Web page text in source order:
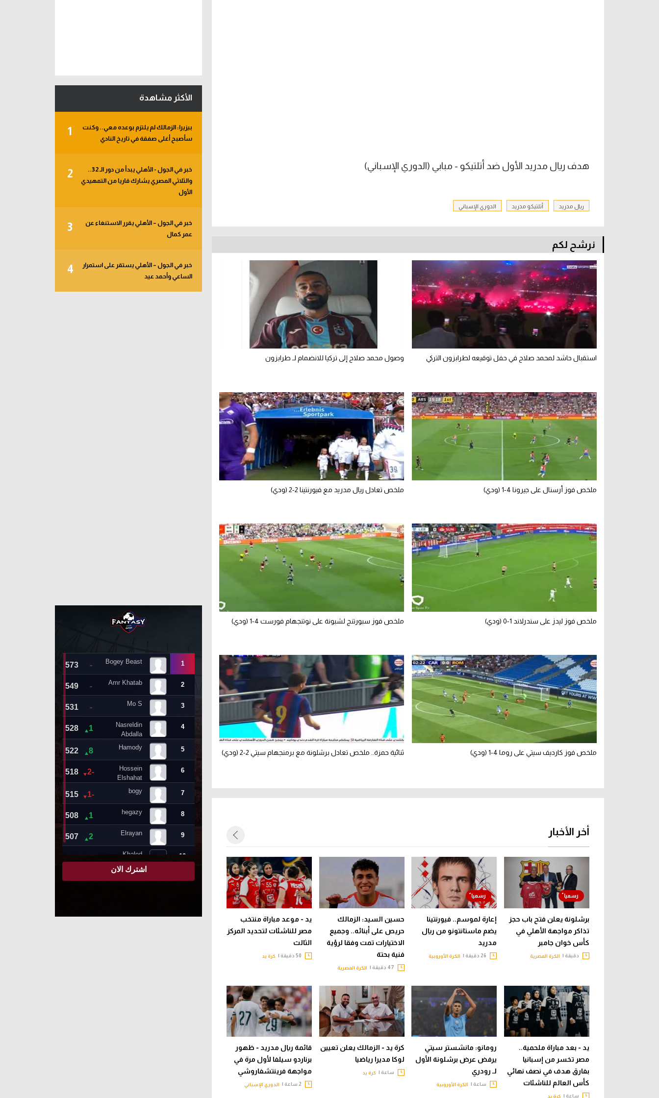
هدف ريال مدريد الأول ضد أتلتيكو - مبابي (الدوري الإسباني)
ريال مدريد أتلتيكو مدريد الدوري الإسباني
نرشح لكم
استقبال حاشد لمحمد صلاح في حفل توقيعه لطرابزون التركي وصول محمد صلاح إلى تركيا للانضمام لـ طرابزون
ملخص فوز أرسنال على جيرونا 4-1 (ودي) ملخص تعادل ريال مدريد مع فيورنتينا 2-2 (ودي)
ملخص فوز ليدز على سندرلاند 1-0 (ودي) ملخص فوز سبورتنج لشبونة على نوتنجهام فورست 4-1 (ودي)
ملخص فوز كارديف سيتي على روما 4-1 (ودي) ثنائية حمزة.. ملخص تعادل برشلونة مع برمنجهام سيتي 2-2 (ودي)
أخر الأخبار
برشلونة يعلن فتح باب حجز
تذاكر مواجهة الأهلي في
كأس خوان جامبر
دقيقة | الكرة المصرية
إعارة لموسم.. فيورنتينا
يضم ماستانتونو من ريال
مدريد
الكرة الأوروبية
حسين السيد: الزمالك
حريص على أبنائه.. وجميع
الاختيارات تمت وفقا لرؤية
فنية بحتة
الكرة المصرية
يد - موعد مباراة منتخب
مصر للناشئات لتحديد المركز
الثالث
كرة يد
يد - بعد مباراة ملحمية..
مصر تخسر من إسبانيا
بفارق هدف في نصف نهائي
كأس العالم للناشئات
ساعة | كرة يد
رومانو: مانشستر سيتي
يرفض عرض برشلونة الأول
لـ رودري
ساعة | الكرة الأوروبية
كرة يد - الزمالك يعلن تعيين
لوكا مديرا رياضيا
ساعة | كرة يد
قائمة ريال مدريد - ظهور
برناردو سيلفا لأول مرة في
مواجهة فرينتشفاروشي
الدوري الإسباني
الأكثر مشاهدة
1
بيزيرا: الزمالك لم يلتزم بوعده معي.. وكنت
سأصبح أغلى صفقة في تاريخ النادي
2
خبر في الجول - الأهلي يبدأ من دور الـ 32..
والثلاثي المصري يشارك قاريا من التمهيدي
الأول
3
خبر في الجول – الأهلي يقرر الاستنغاء عن
عمر كمال
4
خبر في الجول – الأهلي يستقر على استمرار
الساعي وأحمد عيد